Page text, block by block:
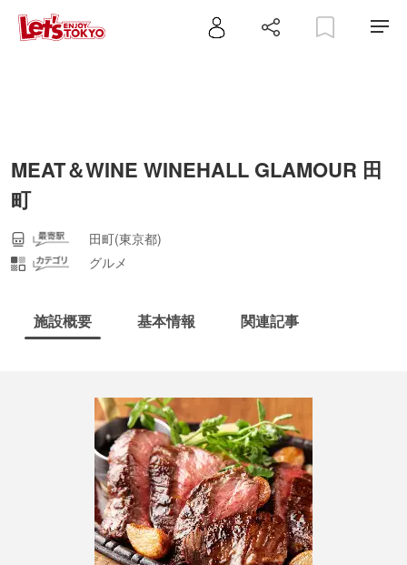
MEAT＆WINE WINEHALL GLAMOUR 田
町
田町(東京都)
グルメ
施設概要 基本情報 関連記事